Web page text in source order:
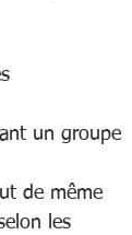
un groupe
de même
les